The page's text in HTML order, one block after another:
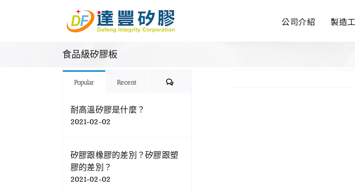
公司介紹 製造
食品級矽膠板
Popular Recent Comments
耐高溫矽膠是什麼？
2021-02-02
矽膠跟橡膠的差別？矽膠跟塑
膠的差別？
2021-02-02